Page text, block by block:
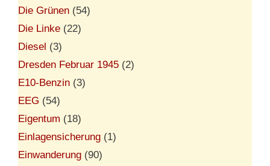
Die Grünen (54)
Die Linke (22)
Diesel (3)
Dresden Februar 1945 (2)
E10-Benzin (3)
EEG (54)
Eigentum (18)
Einlagensicherung (1)
Einwanderung (90)